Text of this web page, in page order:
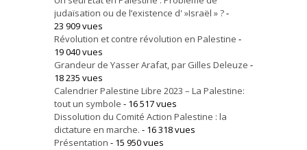
judaïsation ou de l’existence d' »Israël » ?-
23 909 vues
Révolution et contre révolution en Palestine -
19 040 vues
Grandeur de Yasser Arafat, par Gilles Deleuze -
18 235 vues
Calendrier Palestine Libre 2023 – La Palestine:
tout un symbole - 16 517 vues
Dissolution du Comité Action Palestine : la
dictature en marche. - 16 318 vues
Présentation - 15 950 vues